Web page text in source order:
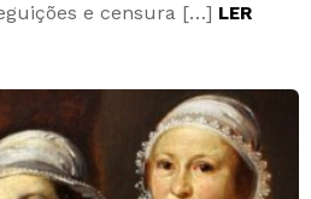
e censura […] LER